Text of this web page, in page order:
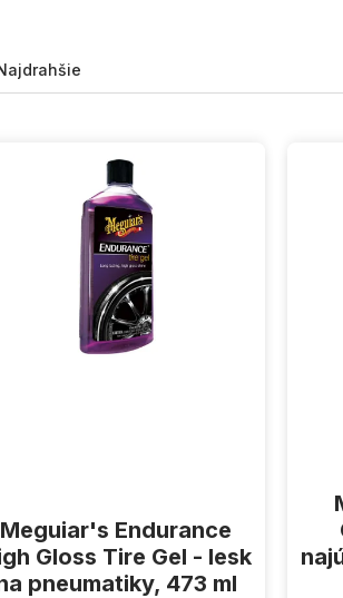
Meguiar's Endurance
Gloss Tire Gel - lesk
pneumatiky, 473 ml